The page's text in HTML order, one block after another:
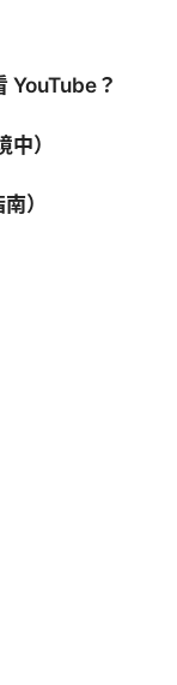
YouTube？
）
）